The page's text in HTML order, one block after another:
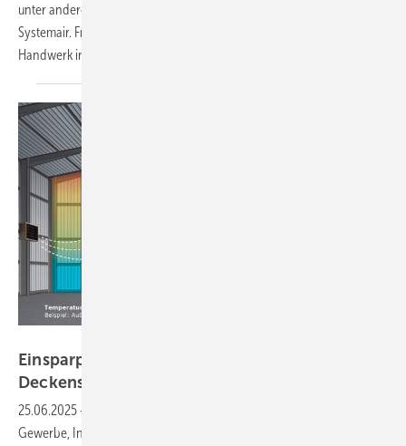
unter anderem durch drei verschiedene Wärmepumpentypen von
Systemair. Frühzeitig wurden diese in enger Abstimmung mit dem SHK-
Handwerk in die Projektstruktur
Einsparpotenziale in Hallen:
Deckenstrahlplatten als flexible
25.06.2025 -
Gewerbe, Industrie oder Freizeit ist eine besondere Herausforderung.